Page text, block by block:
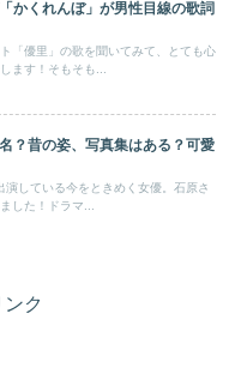
かくれんぼ」が男性目線の歌詞
「優里」の歌を聞いてみて、とても心
ます！そもそも...
？昔の姿、写真集はある？可愛
している今をときめく女優。石原さ
した！ドラマ...
ク